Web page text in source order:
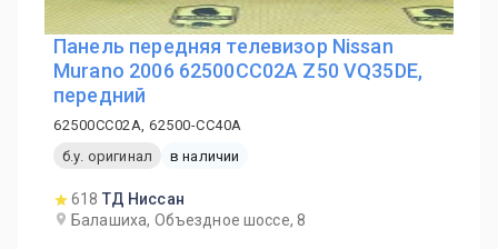
Панель передняя телевизор Nissan
Murano 2006 62500CC02A Z50 VQ35DE,
передний
62500CC02A, 62500-CC40A
б.у. оригинал
в наличии
618 ТД Ниссан
Балашиха, Объездное шоссе, 8